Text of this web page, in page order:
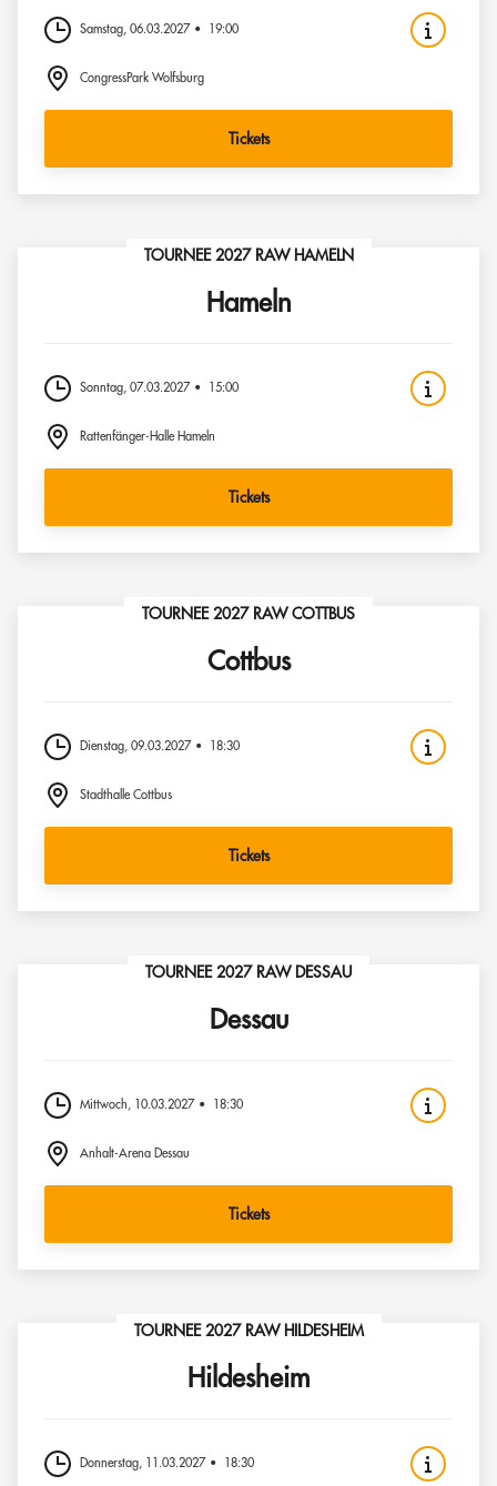
Samstag, 06.03.2027 19:00
CongressPark Wolfsburg
Tickets
TOURNEE 2027 RAW HAMELN
Hameln
Sonntag, 07.03.2027 15:00
Rattenfänger-Halle Hameln
Tickets
TOURNEE 2027 RAW COTTBUS
Cottbus
Dienstag, 09.03.2027 18:30
Stadthalle Cottbus
Tickets
TOURNEE 2027 RAW DESSAU
Dessau
Mittwoch, 10.03.2027 18:30
Anhalt-Arena Dessau
Tickets
TOURNEE 2027 RAW HILDESHEIM
Hildesheim
Donnerstag, 11.03.2027 18:30